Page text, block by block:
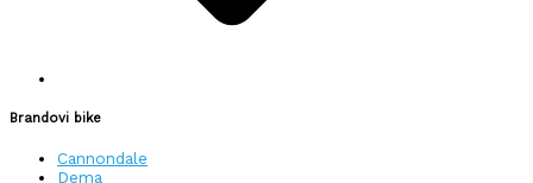
Brandovi bike
Cannondale
Dema